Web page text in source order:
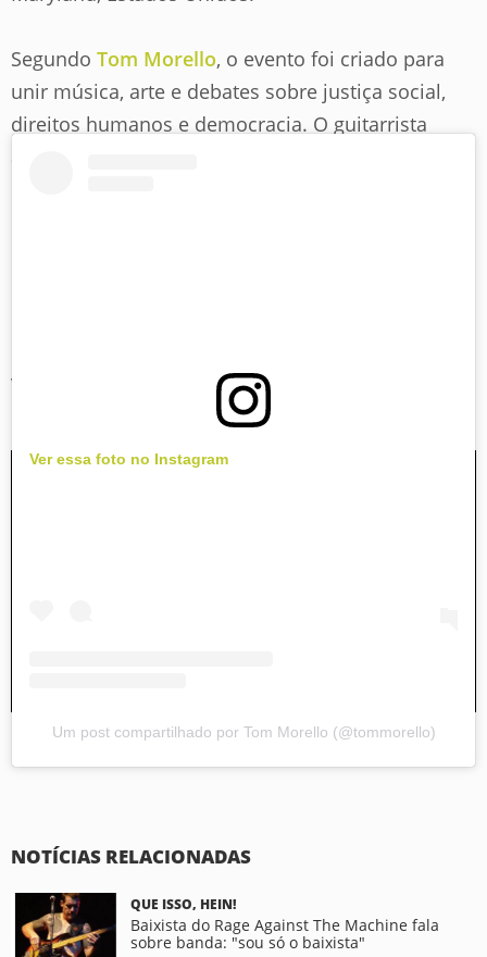
Segundo Tom Morello, o evento foi criado para
unir música, arte e debates sobre justiça social,
direitos humanos e democracia. O guitarrista
VoteRiders e HeadCount, voltadas ao registro e à
Ver essa foto no Instagram
Um post compartilhado por Tom Morello (@tommorello)
Ouvir músicas do Tom Morello
NOTÍCIAS RELACIONADAS
QUE ISSO, HEIN!
Baixista do Rage Against The Machine fala
sobre banda: "sou só o baixista"